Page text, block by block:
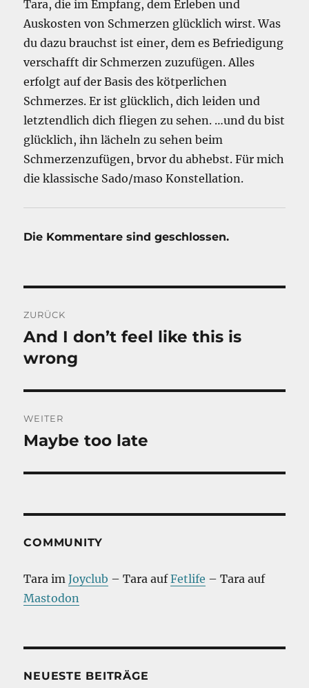
Tara, die im Empfang, dem Erleben und
Auskosten von Schmerzen glücklich wirst. Was
du dazu brauchst ist einer, dem es Befriedigung
verschafft dir Schmerzen zuzufügen. Alles
erfolgt auf der Basis des kötperlichen
Schmerzes. Er ist glücklich, dich leiden und
letztendlich dich fliegen zu sehen. …und du bist
glücklich, ihn lächeln zu sehen beim
Schmerzenzufügen, brvor du abhebst. Für mich
die klassische Sado/maso Konstellation.
Die Kommentare sind geschlossen.
ZURÜCK
Vorheriger
Beitrag:
And I don’t feel like this is
wrong
WEITER
Nächster
Maybe too late
COMMUNITY
Tara imJoyclub – Tara aufFetlife – Tara auf
Mastodon
NEUESTE BEITRÄGE